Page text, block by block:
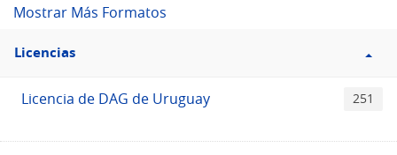
Mostrar Más Formatos
Filtro
Licencias
Licencias
Licencia de DAG de Uruguay 251